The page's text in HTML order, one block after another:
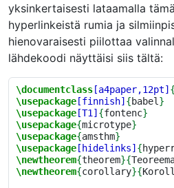
yksinkertaisesti lataamalla
hyperlinkeistä rumia ja
hienovaraisesti piilottaa
lähdekoodi näyttäisi siis tältä:
\documentclass[a4paper,12pt] {
\usepackage[finnish] {babel }
\usepackage[T1] {fontenc}
\usepackage{microtype}
\usepackage{amsthm}
\usepackage[hidelinks] {
\newtheorem{theorem}{
\newtheorem{corollary}{